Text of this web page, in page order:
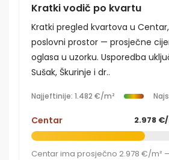
Kratki vodič po kvartu
Kratki pregled kvartova u Centar,
poslovni prostor — prosječne
oglasa u uzorku. Usporedba
Sušak, Škurinje i dr..
Najjeftinije: 1.482 €/m²
Centar 2.978
Centar ima prosječno 2.978 €/m² —